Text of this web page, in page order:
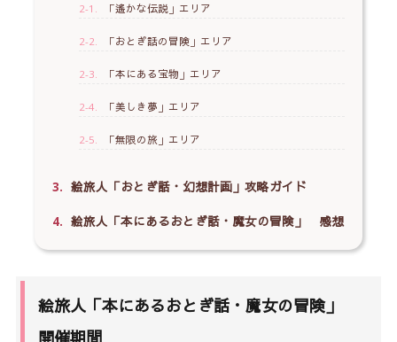
2-1. 「遙かな伝説」エリア
2-2. 「おとぎ話の冒険」エリア
2-3. 「本にある宝物」エリア
2-4. 「美しき夢」エリア
2-5. 「無限の旅」エリア
3. 絵旅人「おとぎ話・幻想計画」攻略ガイド
4. 絵旅人「本にあるおとぎ話・魔女の冒険」 感想
絵旅人「本にあるおとぎ話・魔女の冒険」
開催期間